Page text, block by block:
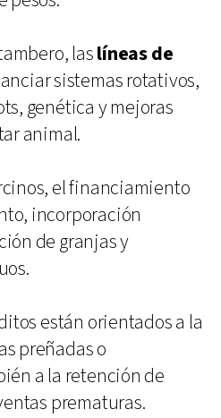
laslíneas de
sistemas rotativos,
genética y mejoras
animal.
el financiamiento
incorporación
de granjas y
están orientados a la
preñadas o
a la retención de
prematuras.